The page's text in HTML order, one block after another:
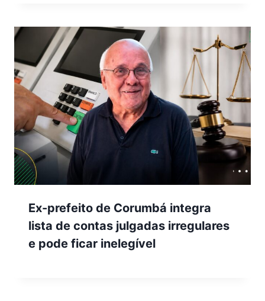
Ex-prefeito de Corumbá integra
lista de contas julgadas irregulares
e pode ficar inelegível